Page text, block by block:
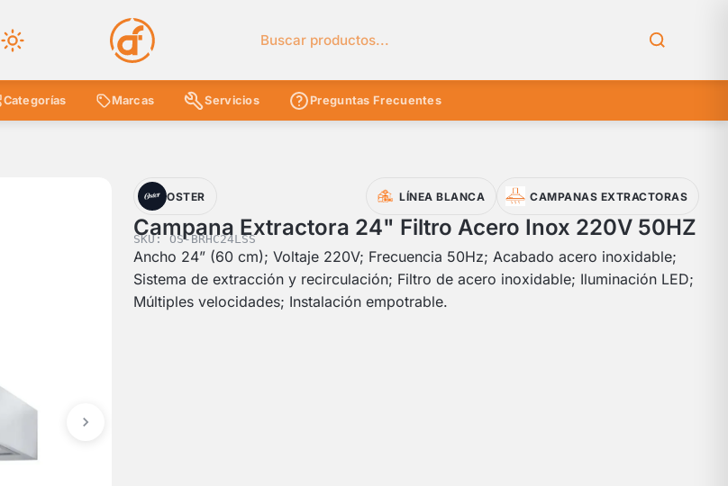
Buscar en el catálogo
Categorías Marcas Servicios Preguntas Frecuentes
OSTER LÍNEA BLANCA CAMPANAS EXTRACTORAS
Campana Extractora 24" Filtro Acero Inox 220V 50HZ
SKU: OS-BRHC24LSS
Ancho 24” (60 cm); Voltaje 220V; Frecuencia 50Hz; Acabado acero inoxidable;
Sistema de extracción y recirculación; Filtro de acero inoxidable; Iluminación LED;
Múltiples velocidades; Instalación empotrable.